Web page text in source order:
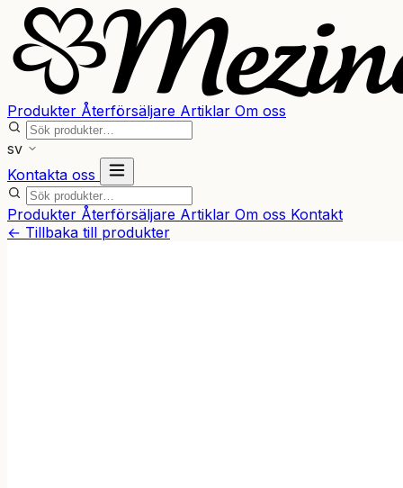
Produkter Återförsäljare Artiklar Om oss
sv
Kontakta oss
Produkter Återförsäljare Artiklar Om oss Kontakt
← Tillbaka till produkter